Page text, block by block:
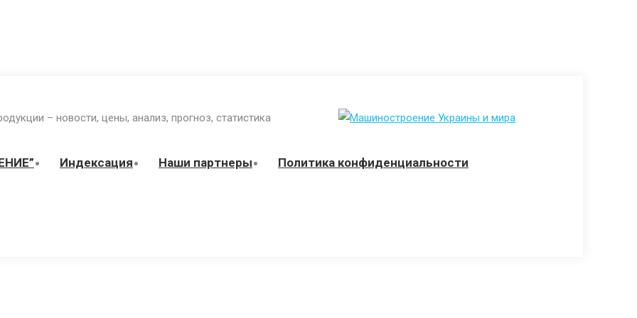
– новости, цены, анализ, прогноз, статистика
Индекcация Наши партнеры Политика конфиденциальности